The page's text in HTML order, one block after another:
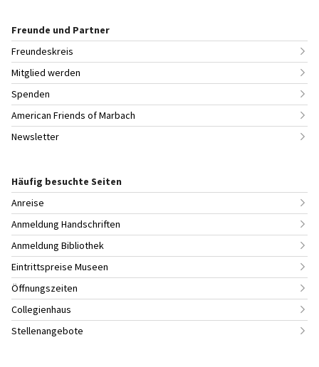
Freunde und Partner
Freundeskreis
Mitglied werden
Spenden
American Friends of Marbach
Newsletter
Häufig besuchte Seiten
Anreise
Anmeldung Handschriften
Anmeldung Bibliothek
Eintrittspreise Museen
Öffnungszeiten
Collegienhaus
Stellenangebote